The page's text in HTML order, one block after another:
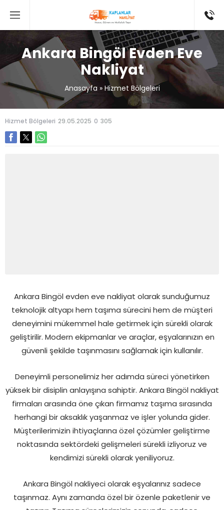
Ankara Bingöl Evden Eve
Nakliyat
Anasayfa» Hizmet Bölgeleri
Hizmet Bölgeleri 29.05.2025 0 305
Ankara Bingöl evden eve nakliyat olarak sunduğumuz
teknolojik altyapı hem taşıma sürecini hem de müşteri
deneyimini mükemmel hale getirmek için sürekli olarak
geliştirilir. Modern ekipmanlar ve araçlar, eşyalarınızın en
güvenli şekilde taşınmasını sağlamak için kullanılır.
Deneyimli personelimiz her adımda süreci yönetirken
yüksek bir disiplin anlayışına sahiptir. Ankara Bingöl nakliyat
firmaları arasında öne çıkan firmamız taşıma sırasında
herhangi bir aksaklık yaşanmaz ve işler yolunda gider.
Müşterilerimizin ihtiyaçlarına özel çözümler geliştirme
noktasında sektördeki gelişmeleri sürekli izliyoruz ve
kendimizi sürekli olarak yeniliyoruz.
Ankara Bingöl nakliyeci olarak eşyalarınız sadece
taşınmaz. Aynı zamanda özel bir özenle paketlenir ve